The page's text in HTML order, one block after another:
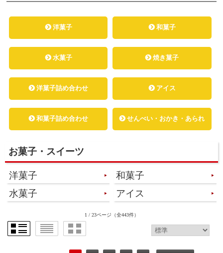
洋菓子 和菓子
水菓子 焼き菓子
洋菓子詰め合わせ アイス
和菓子詰め合わせ せんべい・おかき・あられ
お菓子・スイーツ
洋菓子
水菓子
和菓子
アイス
1 / 23ページ （全443件）